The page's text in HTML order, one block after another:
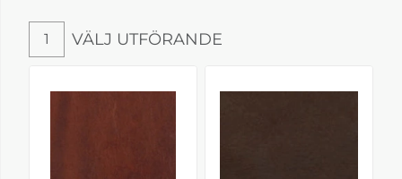
Välj utförande
1 VÄLJ UTFÖRANDE